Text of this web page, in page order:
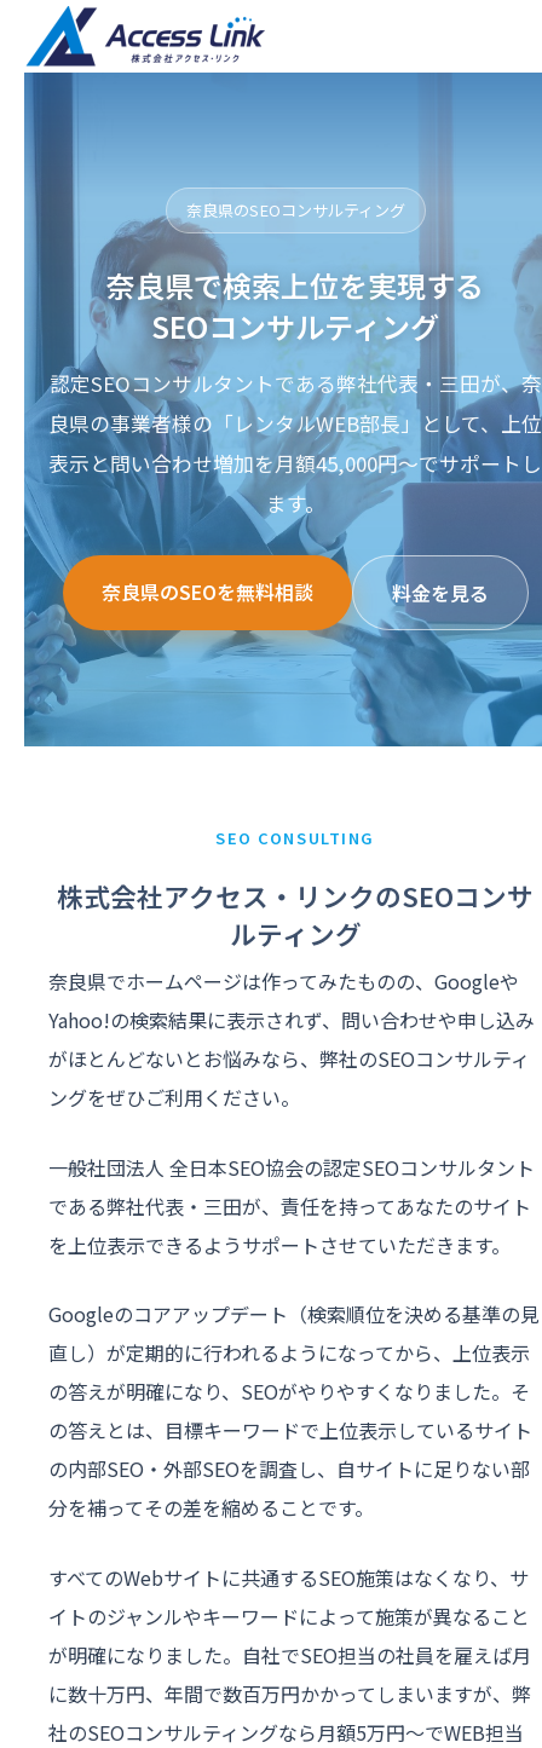
奈良県のSEOコンサルティング
奈良県で検索上位を実現する
SEOコンサルティング
認定SEOコンサルタントである弊社代表・三田が、奈
良県の事業者様の「レンタルWEB部長」として、上位
表示と問い合わせ増加を月額45,000円〜でサポートし
ます。
奈良県のSEOを無料相談 料金を見る
SEO CONSULTING
株式会社アクセス・リンクのSEOコンサ
ルティング
奈良県でホームページは作ってみたものの、Googleや
Yahoo!の検索結果に表示されず、問い合わせや申し込み
がほとんどないとお悩みなら、弊社のSEOコンサルティ
ングをぜひご利用ください。
一般社団法人 全日本SEO協会の認定SEOコンサルタント
である弊社代表・三田が、責任を持ってあなたのサイト
を上位表示できるようサポートさせていただきます。
Googleのコアアップデート（検索順位を決める基準の見
直し）が定期的に行われるようになってから、上位表示
の答えが明確になり、SEOがやりやすくなりました。そ
の答えとは、目標キーワードで上位表示しているサイト
の内部SEO・外部SEOを調査し、自サイトに足りない部
分を補ってその差を縮めることです。
すべてのWebサイトに共通するSEO施策はなくなり、サ
イトのジャンルやキーワードによって施策が異なること
が明確になりました。自社でSEO担当の社員を雇えば月
に数十万円、年間で数百万円かかってしまいますが、弊
社のSEOコンサルティングなら月額5万円〜でWEB担当